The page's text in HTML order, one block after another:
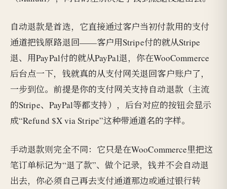
自动退款是首选，它直接通过客户当初付款用的支付
通道把钱原路退回——客户用Stripe付的就从Stripe
退、用PayPal付的就从PayPal退，你在WooCommerce
后台点一下，钱就真的从支付网关退回客户账户了，
一步到位。前提是你的支付网关支持自动退款（主流
的Stripe、PayPal等都支持），后台对应的按钮会显示
成“Refund $X via Stripe”这种带通道名的字样。
手动退款则完全不同：它只是在WooCommerce里把这
笔订单标记为“退了款”、做个记录，钱并不会自动退
出去，你必须自己再去支付通道那边或通过银行转